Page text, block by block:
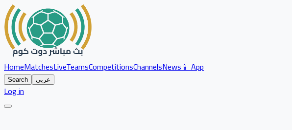
HomeMatchesLiveTeamsCompetitionsChannelsNews📱 App
Search عربي
Log in